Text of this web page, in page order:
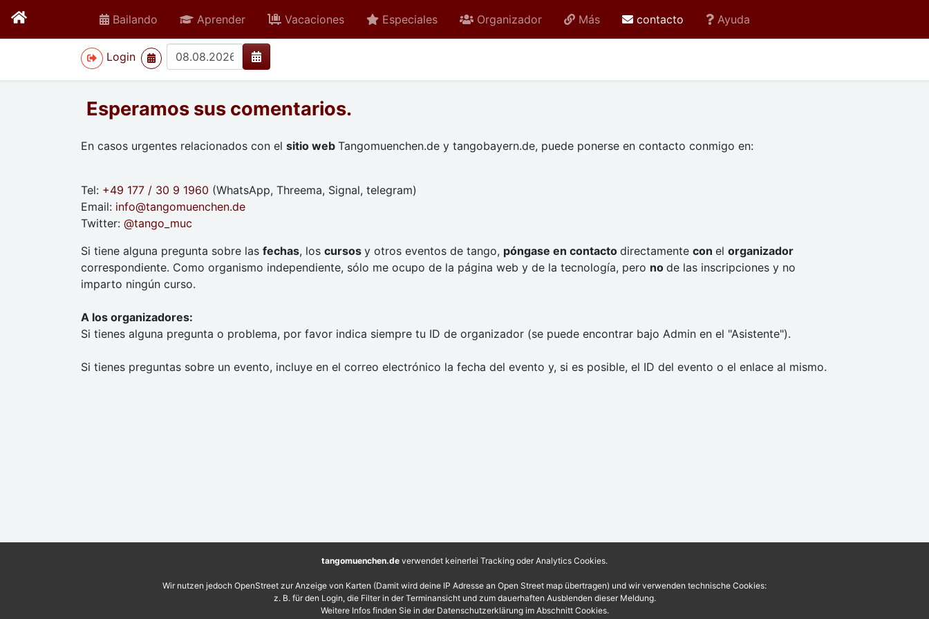
Bailando Aprender Vacaciones Especiales Organizador Más contacto active current
Ayuda
Login
>
Esperamos sus comentarios.
En casos urgentes relacionados con el sitio web Tangomuenchen.de y tangobayern.de, puede ponerse en contacto conmigo en:
Tel: +49 177 / 30 9 1960 (WhatsApp, Threema, Signal, telegram)
Email: info@tangomuenchen.de
Twitter: @tango_muc
Si tiene alguna pregunta sobre las fechas, los cursos y otros eventos de tango, póngase en contacto directamente con el organizador
correspondiente. Como organismo independiente, sólo me ocupo de la página web y de la tecnología, pero no de las inscripciones y no
imparto ningún curso.
A los organizadores:
Si tienes alguna pregunta o problema, por favor indica siempre tu ID de organizador (se puede encontrar bajo Admin en el "Asistente").
Si tienes preguntas sobre un evento, incluye en el correo electrónico la fecha del evento y, si es posible, el ID del evento o el enlace al mismo.
tangomuenchen.de verwendet keinerlei Tracking oder Analytics Cookies.
Wir nutzen jedoch OpenStreet zur Anzeige von Karten (Damit wird deine IP Adresse an Open Street map übertragen) und wir verwenden technische Cookies:
z. B. für den Login, die Filter in der Terminansicht und zum dauerhaften Ausblenden dieser Meldung.
Weitere Infos finden Sie in der Datenschutzerklärung im Abschnitt Cookies.